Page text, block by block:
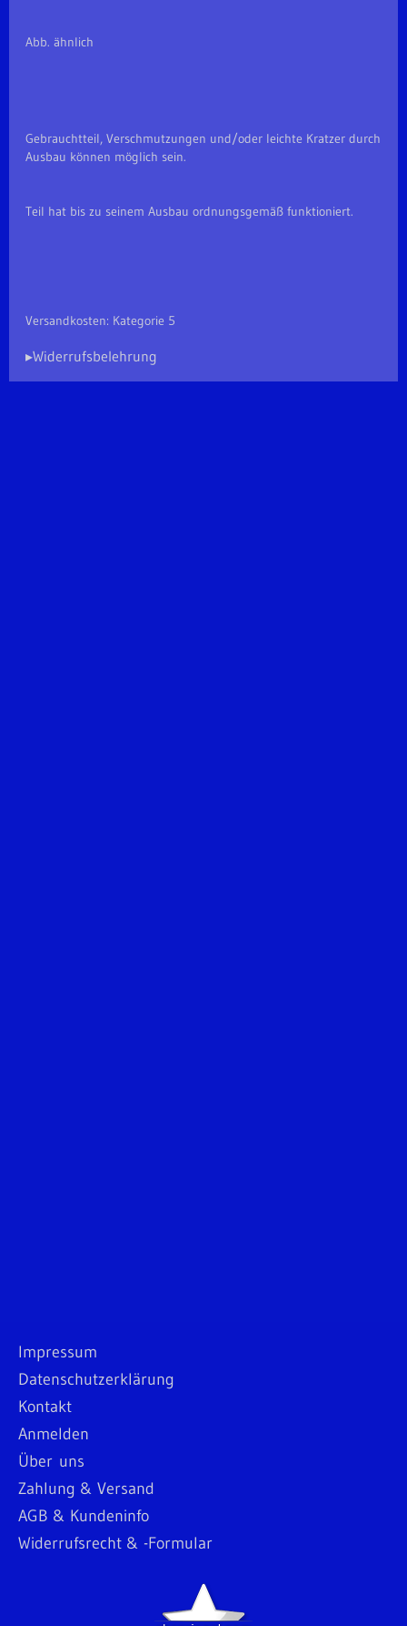
Abb. ähnlich
Gebrauchtteil, Verschmutzungen und/oder leichte Kratzer durch
Ausbau können möglich sein.
Teil hat bis zu seinem Ausbau ordnungsgemäß funktioniert.
Versandkosten: Kategorie 5
▸Widerrufsbelehrung
Impressum
Datenschutzerklärung
Kontakt
Anmelden
Über uns
Zahlung & Versand
AGB & Kundeninfo
Widerrufsrecht & -Formular